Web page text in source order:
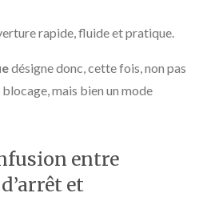
rapide, fluide et pratique.
désigne donc, cette fois, non pas
mais bien un mode
entre
et